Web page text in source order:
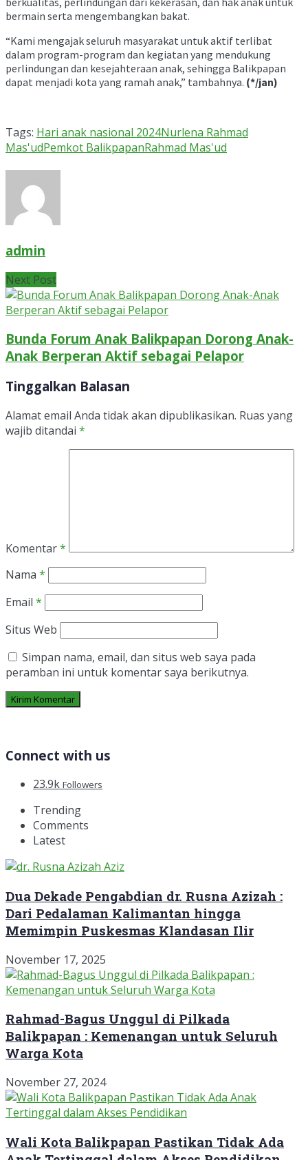
bermain serta mengembangkan bakat.
“Kami mengajak seluruh masyarakat untuk aktif terlibat
dalam program-program dan kegiatan yang mendukung
perlindungan dan kesejahteraan anak, sehingga Balikpapan
dapat menjadi kota yang ramah anak,” tambahnya. (*/jan)
Tags: Hari anak nasional 2024Nurlena Rahmad
Mas'udPemkot BalikpapanRahmad Mas'ud
admin
Next Post
Bunda Forum Anak Balikpapan Dorong Anak-
Anak Berperan Aktif sebagai Pelapor
Tinggalkan Balasan
Alamat email Anda tidak akan dipublikasikan. Ruas yang
wajib ditandai *
Komentar*
Nama *
Email *
Situs Web
Simpan nama, email, dan situs web saya pada
peramban ini untuk komentar saya berikutnya.
Connect with us
23.9k Followers
Trending
Comments
Latest
Dua Dekade Pengabdian dr. Rusna Azizah :
Dari Pedalaman Kalimantan hingga
Memimpin Puskesmas Klandasan Ilir
November 17, 2025
Rahmad-Bagus Unggul di Pilkada
Balikpapan : Kemenangan untuk Seluruh
Warga Kota
November 27, 2024
Wali Kota Balikpapan Pastikan Tidak Ada